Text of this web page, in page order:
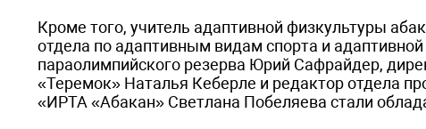
Кроме того, учитель адаптивной физкультуры
отдела по адаптивным видам спорта и
параолимпийского резерва Юрий Сафрайдер,
«Теремок» Наталья Кеберле и редактор отдела
«ИРТА «Абакан» Светлана Побеляева стали